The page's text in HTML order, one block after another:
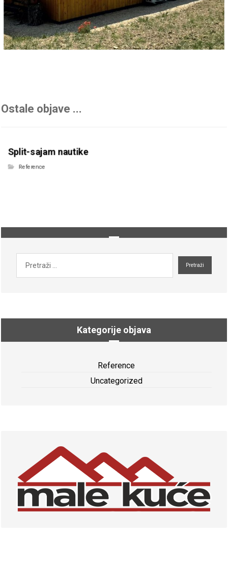
Ostale objave ...
Split-sajam nautike
Reference
Kategorije objava
Reference
Uncategorized